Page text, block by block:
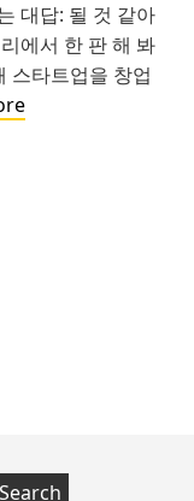
대답: 될 것 같아
에서 한 판 해 봐
스타트업을 창업
진